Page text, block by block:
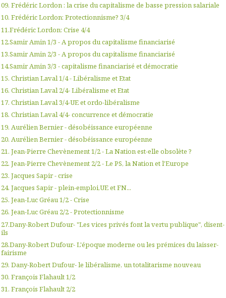
09. Frédéric Lordon : la crise du capitalisme de basse pression salariale
10. Frédéric Lordon: Protectionnisme? 3/4
11.Frédéric Lordon: Crise 4/4
12.Samir Amin 1/3 - A propos du capitalisme financiarisé
13.Samir Amin 2/3 - A propos du capitalisme financiarisé
14.Samir Amin 3/3 - capitalisme financiarisé et démocratie
15. Christian Laval 1/4 - Libéralisme et Etat
16. Christian Laval 2/4- Libéralisme et Etat
17. Christian Laval 3/4-UE et ordo-libéralisme
18. Christian Laval 4/4- concurrence et démocratie
19. Aurélien Bernier - désobéissance européenne
20. Aurélien Bernier - désobéissance européenne
21. Jean-Pierre Chevènement 1/2 - La Nation est-elle obsolète ?
22. Jean-Pierre Chevènement 2/2 - Le PS, la Nation et l'Europe
23. Jacques Sapir - crise
24. Jacques Sapir - plein-emploi,UE et FN...
25. Jean-Luc Gréau 1/2 - Crise
26. Jean-Luc Gréau 2/2 - Protectionnisme
27.Dany-Robert Dufour- "Les vices privés font la vertu publique", disent-
ils
28.Dany-Robert Dufour- L'époque moderne ou les prémices du laisser-
fairisme
29. Dany-Robert Dufour- le libéralisme, un totalitarisme nouveau
30. François Flahault 1/2
31. François Flahault 2/2